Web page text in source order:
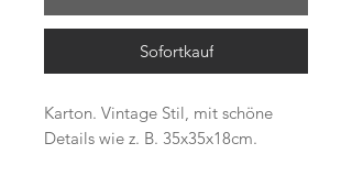
Sofortkauf
Karton. Vintage Stil, mit schöne
Details wie z. B. 35x35x18cm.